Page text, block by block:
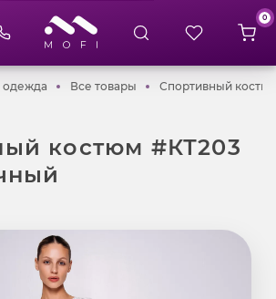
0
одежда Женская одежда
Все товары Все товары
Спортивный
костюм #КТ203